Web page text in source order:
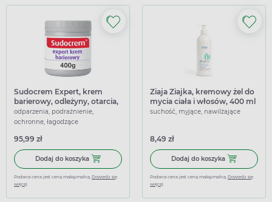
Sudocrem Expert, krem
barierowy, odleżyny, otarcia,
400g
odparzenia, podrażnienie,
ochronne, łagodzące
95,99 zł
Dodaj do koszyka Dodaj do koszyka Sudocrem Expert, krem barierowy,
Podana cena jest ceną maksymalną. Dowiedz się
więcej
Ziaja Ziajka, kremowy żel do
mycia ciała i włosów, 400 ml
suchość, myjące, nawilżające
8,49 zł
Dodaj do koszyka Dodaj do
Podana cena jest ceną maksymalną. Dowiedz się
więcej